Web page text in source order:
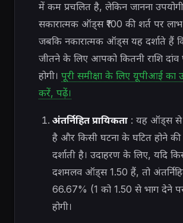
में कम प्रचलित है, लेकिन जानना
सकारात्मक ऑड्स ₹100 की शर्त पर लाभ
जबकि नकारात्मक ऑड्स यह दर्शाते हैं
जीतने के लिए आपको कितनी राशि दांव
होगी। पूरी समीक्षा के लिए यूपीआई का
करें, पढ़ें।
अंतर्निहित प्रायिकता: यह ऑड्स से
है और किसी घटना के घटित होने की
दर्शाती है। उदाहरण के लिए, यदि
दशमलव ऑड्स 1.50 हैं, तो
66.67% (1 को 1.50 से भाग देने पर
होगी।